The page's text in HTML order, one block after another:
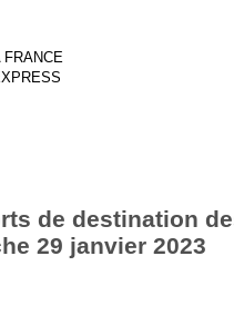
FRANCE
de destination
29 janvier 2023